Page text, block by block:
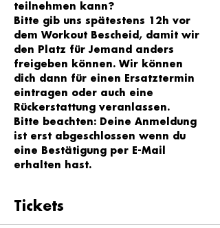
teilnehmen kann?
Bitte gib uns spätestens 12h vor
dem Workout Bescheid, damit wir
den Platz für Jemand anders
freigeben können. Wir können
dich dann für einen Ersatztermin
eintragen oder auch eine
Rückerstattung veranlassen.
Bitte beachten: Deine Anmeldung
ist erst abgeschlossen wenn du
eine Bestätigung per E-Mail
erhalten hast.
Tickets